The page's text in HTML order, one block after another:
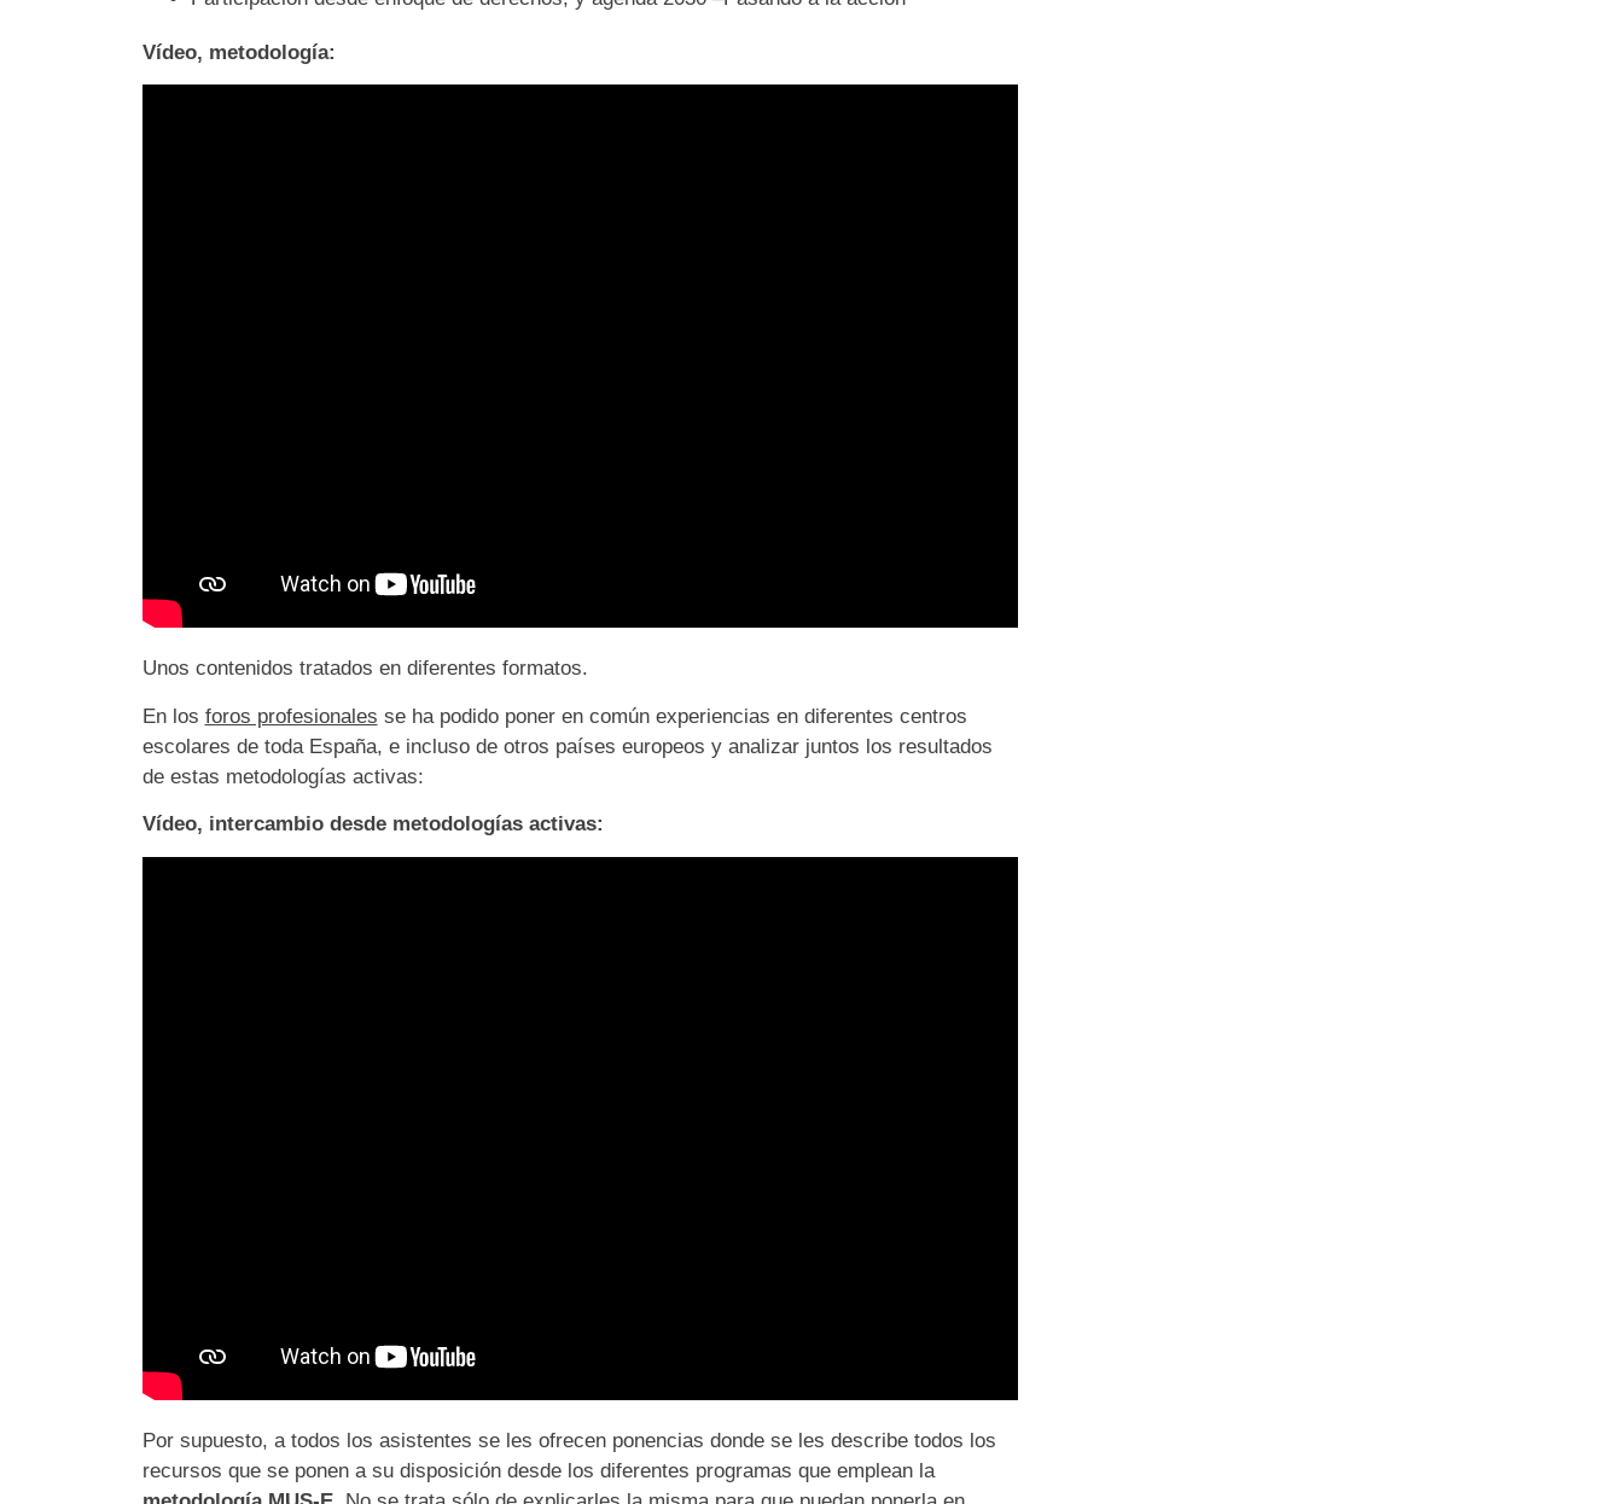
Vídeo, metodología:
Unos contenidos tratados en diferentes formatos.
En los foros profesionales se ha podido poner en común experiencias en diferentes centros
escolares de toda España, e incluso de otros países europeos y analizar juntos los resultados
de estas metodologías activas:
Vídeo, intercambio desde metodologías activas:
Por supuesto, a todos los asistentes se les ofrecen ponencias donde se les describe todos los
recursos que se ponen a su disposición desde los diferentes programas que emplean la